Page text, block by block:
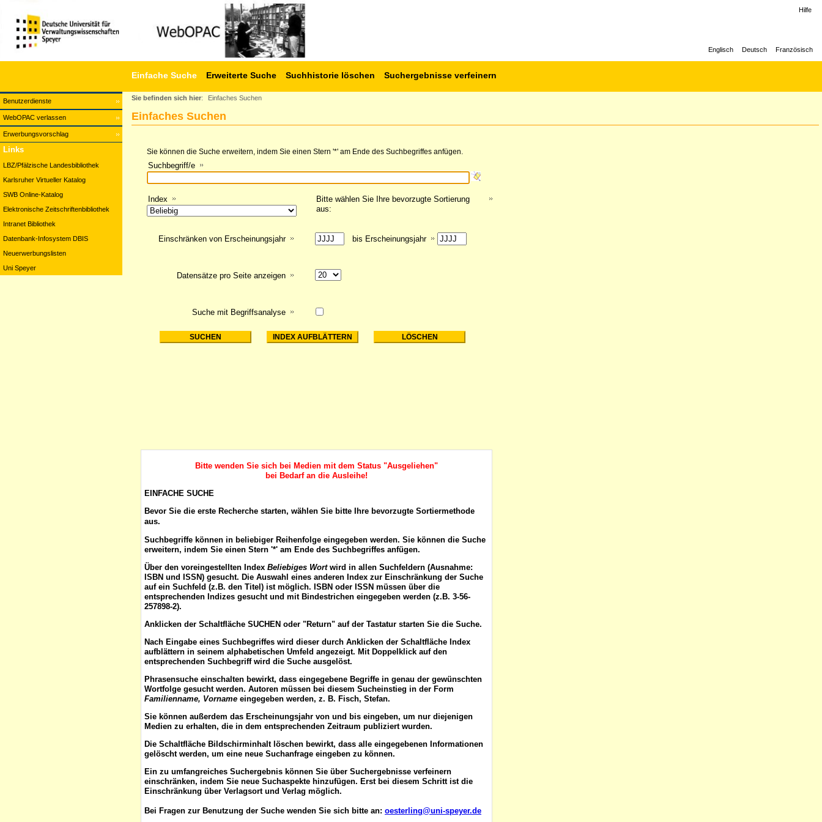
Benutzerdienste
WebOPAC verlassen
Erwerbungsvorschlag
Einfache Suche Erweiterte Suche Suchhistorie löschen Suchergebnisse verfeinern
Hilfe
Englisch Deutsch Französisch
Links
LBZ/Pfälzische Landesbibliothek
Karlsruher Virtueller Katalog
SWB Online-Katalog
Elektronische Zeitschriftenbibliothek
Intranet Bibliothek
Datenbank-Infosystem DBIS
Neuerwerbungslisten
Uni Speyer
Sie befinden sich hier: Einfaches Suchen
Einfaches Suchen
Sie können die Suche erweitern, indem Sie einen Stern '*' am Ende des Suchbegriffes anfügen.
Suchbegriff/e
Index
Bitte wählen Sie Ihre bevorzugte Sortierung
aus:
Suche mit Begriffsanalyse
Einschränken von Erscheinungsjahr bis Erscheinungsjahr
Datensätze pro Seite anzeigen
Bitte wenden Sie sich bei Medien mit dem Status "Ausgeliehen"
bei Bedarf an die Ausleihe!
EINFACHE SUCHE
Bevor Sie die erste Recherche starten, wählen Sie bitte Ihre bevorzugte Sortiermethode
aus.
Suchbegriffe können in beliebiger Reihenfolge eingegeben werden. Sie können die Suche
erweitern, indem Sie einen Stern '*' am Ende des Suchbegriffes anfügen.
Über den voreingestellten Index Beliebiges Wort wird in allen Suchfeldern (Ausnahme:
ISBN und ISSN) gesucht. Die Auswahl eines anderen Index zur Einschränkung der Suche
auf ein Suchfeld (z.B. den Titel) ist möglich. ISBN oder ISSN müssen über die
entsprechenden Indizes gesucht und mit Bindestrichen eingegeben werden (z.B. 3-56-
257898-2).
Anklicken der Schaltfläche SUCHEN oder "Return" auf der Tastatur starten Sie die Suche.
Nach Eingabe eines Suchbegriffes wird dieser durch Anklicken der Schaltfläche Index
aufblättern in seinem alphabetischen Umfeld angezeigt. Mit Doppelklick auf den
entsprechenden Suchbegriff wird die Suche ausgelöst.
Phrasensuche einschalten bewirkt, dass eingegebene Begriffe in genau der gewünschten
Wortfolge gesucht werden. Autoren müssen bei diesem Sucheinstieg in der Form
Familienname, Vorname eingegeben werden, z. B. Fisch, Stefan.
Sie können außerdem das Erscheinungsjahr von und bis eingeben, um nur diejenigen
Medien zu erhalten, die in dem entsprechenden Zeitraum publiziert wurden.
Die Schaltfläche Bildschirminhalt löschen bewirkt, dass alle eingegebenen Informationen
gelöscht werden, um eine neue Suchanfrage eingeben zu können.
Ein zu umfangreiches Suchergebnis können Sie über Suchergebnisse verfeinern
einschränken, indem Sie neue Suchaspekte hinzufügen. Erst bei diesem Schritt ist die
Einschränkung über Verlagsort und Verlag möglich.
Bei Fragen zur Benutzung der Suche wenden Sie sich bitte an: oesterling@uni-speyer.de